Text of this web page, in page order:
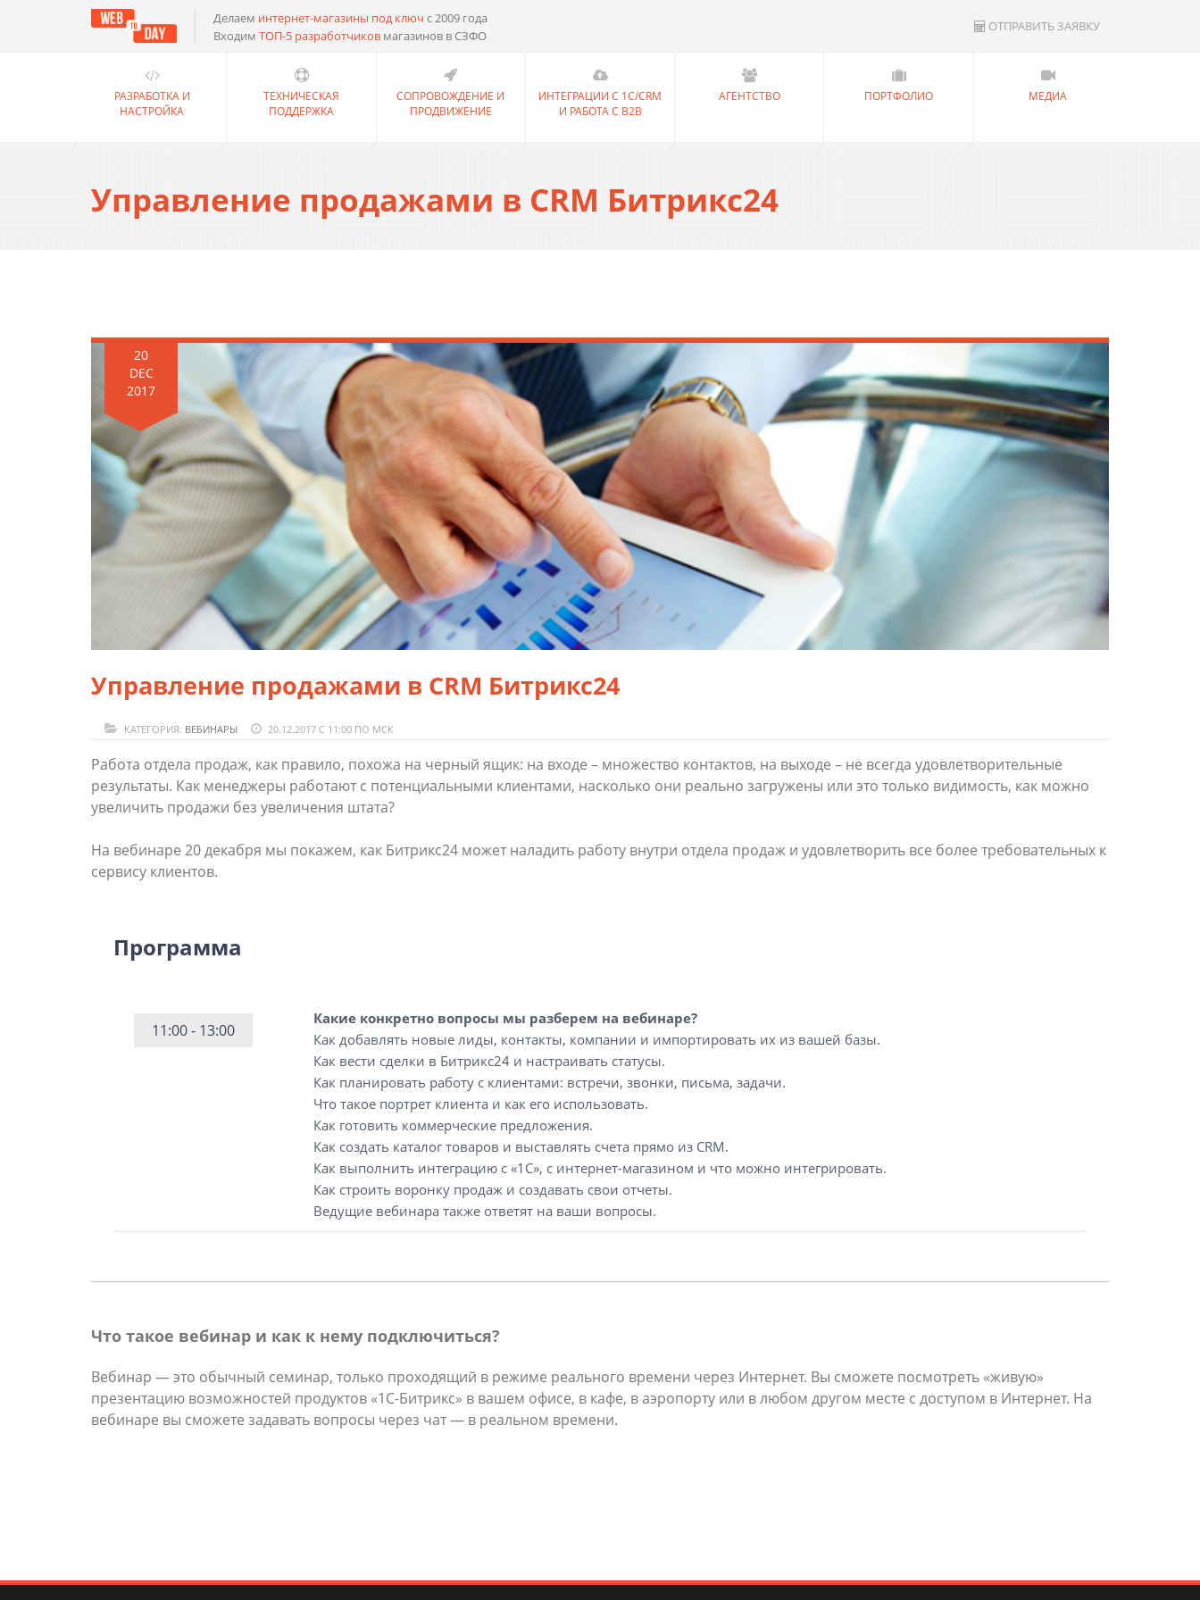
Делаем интернет-магазины под ключ с 2009 года
Входим ТОП-5 разработчиков магазинов в СЗФО
ОТПРАВИТЬ ЗАЯВКУ
РАЗРАБОТКА И
НАСТРОЙКА
ТЕХНИЧЕСКАЯ
ПОДДЕРЖКА
СОПРОВОЖДЕНИЕ И
ПРОДВИЖЕНИЕ
ИНТЕГРАЦИИ С 1С/CRM
И РАБОТА С B2B
АГЕНТСТВО ПОРТФОЛИО МЕДИА
Управление продажами в CRM Битрикс24
20
DEC
2017
Управление продажами в CRM Битрикс24
КАТЕГОРИЯ: ВЕБИНАРЫ 20.12.2017 С 11:00 ПО МСК
Работа отдела продаж, как правило, похожа на черный ящик: на входе – множество контактов, на выходе – не всегда удовлетворительные
результаты. Как менеджеры работают с потенциальными клиентами, насколько они реально загружены или это только видимость, как можно
увеличить продажи без увеличения штата?
На вебинаре 20 декабря мы покажем, как Битрикс24 может наладить работу внутри отдела продаж и удовлетворить все более требовательных к
сервису клиентов.
Программа
11:00 - 13:00
Какие конкретно вопросы мы разберем на вебинаре?
Как добавлять новые лиды, контакты, компании и импортировать их из вашей базы.
Как вести сделки в Битрикс24 и настраивать статусы.
Как планировать работу с клиентами: встречи, звонки, письма, задачи.
Что такое портрет клиента и как его использовать.
Как готовить коммерческие предложения.
Как создать каталог товаров и выставлять счета прямо из CRM.
Как выполнить интеграцию с «1С», с интернет-магазином и что можно интегрировать.
Как строить воронку продаж и создавать свои отчеты.
Ведущие вебинара также ответят на ваши вопросы.
Что такое вебинар и как к нему подключиться?
Вебинар — это обычный семинар, только проходящий в режиме реального времени через Интернет. Вы сможете посмотреть «живую»
презентацию возможностей продуктов «1С-Битрикс» в вашем офисе, в кафе, в аэропорту или в любом другом месте с доступом в Интернет. На
вебинаре вы сможете задавать вопросы через чат — в реальном времени.